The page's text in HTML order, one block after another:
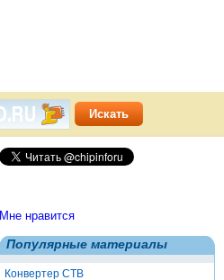
Мне нравится
Популярные материалы
Конвертер СТВ